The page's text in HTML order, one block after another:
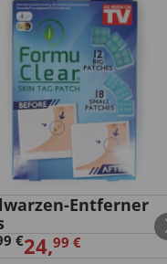
Entferner
€24,99 €